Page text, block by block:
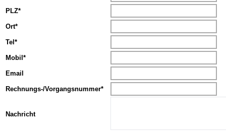
PLZ*
Ort*
Tel*
Mobil*
Email
Rechnungs-/Vorgangsnummer*
Nachricht